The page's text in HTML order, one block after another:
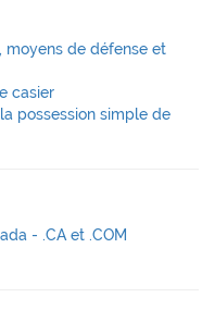
moyens de défense et
casier
possession simple de
- .CA et .COM